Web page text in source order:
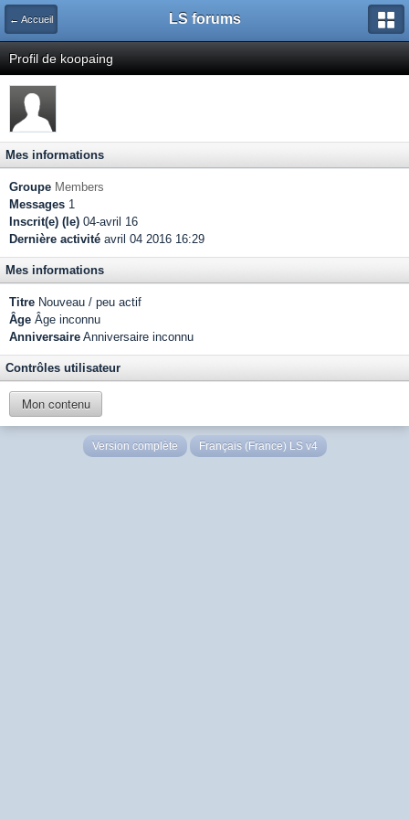
← Accueil LS forums
Profil de koopaing
Mes informations
Groupe Members
Messages 1
Inscrit(e) (le) 04-avril 16
Dernière activité avril 04 2016 16:29
Mes informations
Titre Nouveau / peu actif
Âge Âge inconnu
Anniversaire Anniversaire inconnu
Contrôles utilisateur
Mon contenu
Version complète Français (France) LS v4